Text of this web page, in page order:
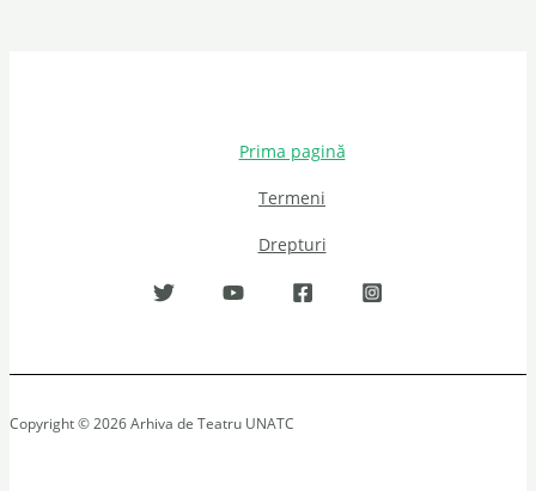
Prima pagină
Termeni
Drepturi
Copyright © 2026 Arhiva de Teatru UNATC